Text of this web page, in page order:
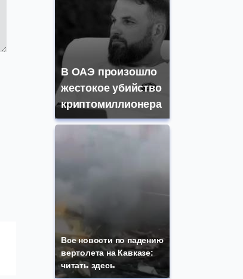
В ОАЭ произошло
жестокое убийство
криптомиллионера
Все новости по падению
вертолета на Кавказе:
читать здесь